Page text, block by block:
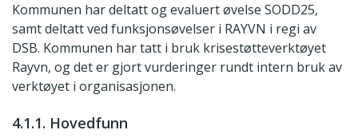
Kommunen har deltatt og evaluert øvelse SODD25,
samt deltatt ved funksjonsøvelser i RAYVN i regi av
DSB. Kommunen har tatt i bruk krisestøtteverktøyet
Rayvn, og det er gjort vurderinger rundt intern bruk av
verktøyet i organisasjonen.
4.1.1. Hovedfunn